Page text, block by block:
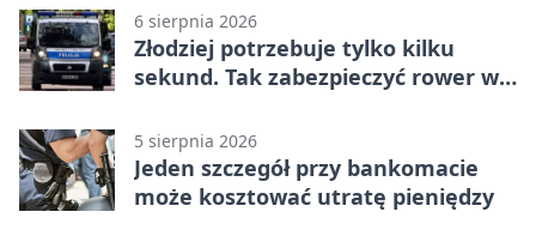
6 sierpnia 2026
Złodziej potrzebuje tylko kilku
sekund. Tak zabezpieczyć rower w
5 sierpnia 2026
Jeden szczegół przy bankomacie
może kosztować utratę pieniędzy